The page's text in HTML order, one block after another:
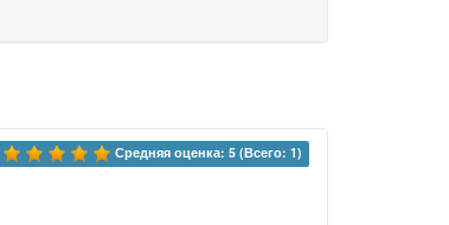
Средняя оценка: 5 (Всего: 1)